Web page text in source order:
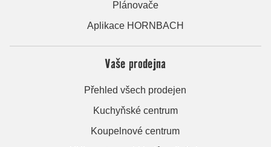
Plánovače
Aplikace HORNBACH
Vaše prodejna
Přehled všech prodejen
Kuchyňské centrum
Koupelnové centrum